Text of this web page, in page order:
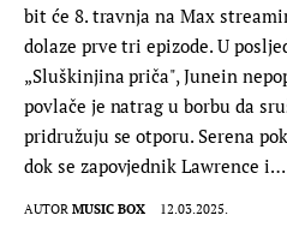
bit će 8. travnja na Max
dolaze prve tri epizode. U
„Sluškinjina priča", Junein
povlače je natrag u borbu da
pridružuju se otporu. Serena
dok se zapovjednik Lawrence i…
AUTOR MUSIC BOX 12.03.2025.